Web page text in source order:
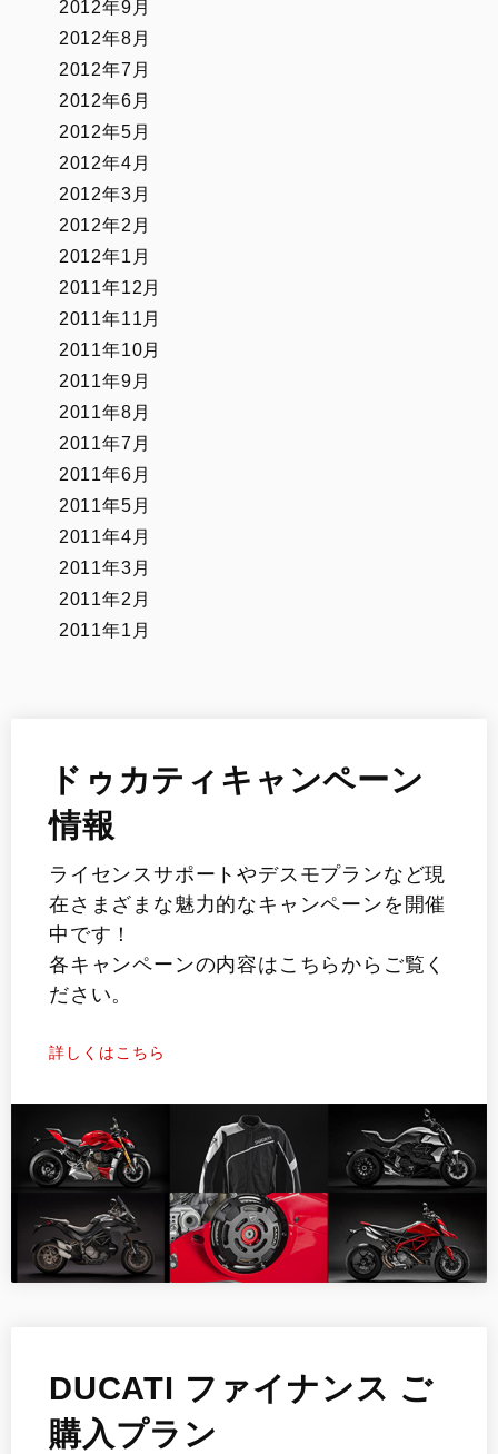
2012年9月
2012年8月
2012年7月
2012年6月
2012年5月
2012年4月
2012年3月
2012年2月
2012年1月
2011年12月
2011年11月
2011年10月
2011年9月
2011年8月
2011年7月
2011年6月
2011年5月
2011年4月
2011年3月
2011年2月
2011年1月
ドゥカティキャンペーン
情報
ライセンスサポートやデスモプランなど現
在さまざまな魅力的なキャンペーンを開催
中です！
各キャンペーンの内容はこちらからご覧く
ださい。
詳しくはこちら
DUCATI ファイナンス ご
購入プラン